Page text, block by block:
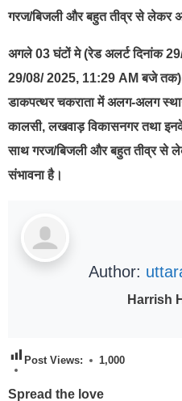
गरज/बिजली और बहुत तीव्र से लेकर
अगले 03 घंटों मे (रेड अलर्ट दिनांक
29/08/ 2025, 11:29 AM बजे तक)
डाकपत्थर चकराता में अलग-अलग
कालसी, लखवाड़ विकासनगर तथा
साथ गरज/बिजली और बहुत तीव्र से
संभावना है।
Author:
Harrish
Post Views: 1,000
Spread the love